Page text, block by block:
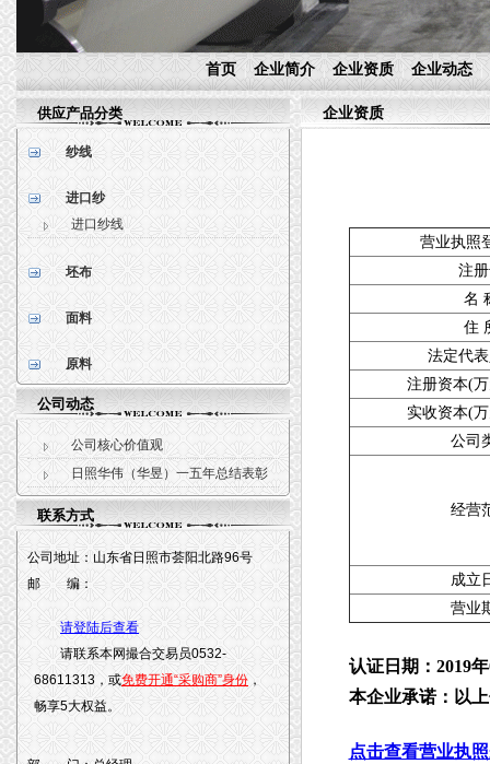
首页 企业简介 企业资质 企业动态
供应产品分类
纱线
进口纱
进口纱线
坯布
面料
原料
公司动态
公司核心价值观
日照华伟（华昱）一五年总结表彰
联系方式
公司地址： 山东省日照市荟阳北路96号
邮 编：
请登陆后查看
请联系本网撮合交易员0532-
68611313，或免费开通“采购商”身份 ，
畅享5大权益。
企业资质
营业执照
注
名
住
法定代
注册资本(
实收资本(
公司
经营
成立
营业
认证日期：2019
本企业承诺：以
点击查看营业执